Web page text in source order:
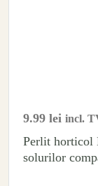
9.99 lei incl.
Perlit horticol
solurilor